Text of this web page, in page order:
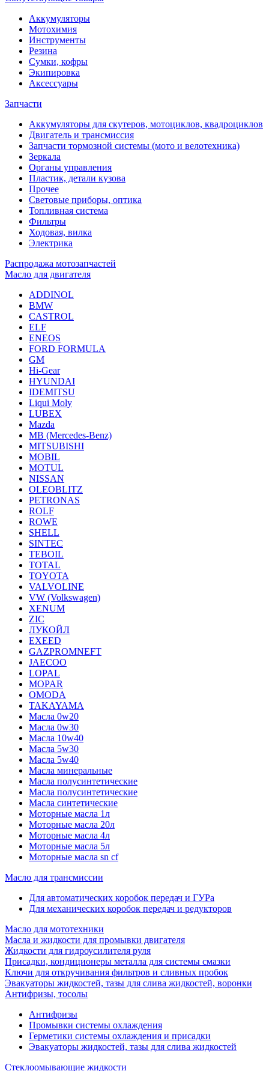
Аккумуляторы
Мотохимия
Инструменты
Резина
Сумки, кофры
Экипировка
Аксессуары
Запчасти
Аккумуляторы для скутеров, мотоциклов, квадроциклов
Двигатель и трансмиссия
Запчасти тормозной системы (мото и велотехника)
Зеркала
Органы управления
Пластик, детали кузова
Прочее
Световые приборы, оптика
Топливная система
Фильтры
Ходовая, вилка
Электрика
Распродажа мотозапчастей
Масло для двигателя
ADDINOL
BMW
CASTROL
ELF
ENEOS
FORD FORMULA
GM
Hi-Gear
HYUNDAI
IDEMITSU
Liqui Moly
LUBEX
Mazda
MB (Mercedes-Вenz)
MITSUBISHI
MOBIL
MOTUL
NISSAN
OLEOBLITZ
PETRONAS
ROLF
ROWE
SHELL
SINTEC
TEBOIL
TOTAL
TOYOTA
VALVOLINE
VW (Volkswagen)
XENUM
ZIC
ЛУКОЙЛ
EXEED
GAZPROMNEFT
JAECOO
LOPAL
MOPAR
OMODA
TAKAYAMA
Масла 0w20
Масла 0w30
Масла 10w40
Масла 5w30
Масла 5w40
Масла минеральные
Масла полусинтетические
Масла полусинтетические
Масла синтетические
Моторные масла 1л
Моторные масла 20л
Моторные масла 4л
Моторные масла 5л
Моторные масла sn cf
Масло для трансмиссии
Для автоматических коробок передач и ГУРа
Для механических коробок передач и редукторов
Масло для мототехники
Масла и жидкости для промывки двигателя
Жидкости для гидроусилителя руля
Присадки, кондиционеры металла для системы смазки
Ключи для откручивания фильтров и сливных пробок
Эвакуаторы жидкостей, тазы для слива жидкостей, воронки
Антифризы, тосолы
Антифризы
Промывки системы охлаждения
Герметики системы охлаждения и присадки
Эвакуаторы жидкостей, тазы для слива жидкостей
Стеклоомывающие жидкости